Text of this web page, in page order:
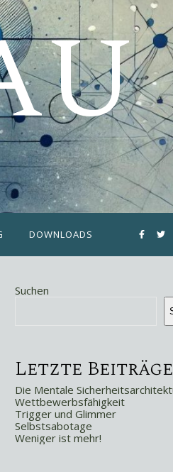
DOWNLOADS
Suchen
Letzte Beiträge
Die Mentale
Wettbewerbsfähigkeit
Trigger und Glimmer
Selbstsabotage
Weniger ist mehr!